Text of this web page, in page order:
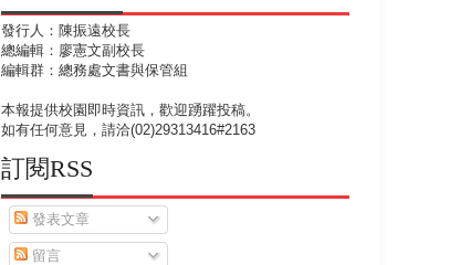
發行人：陳振遠校長
總編輯：廖憲文副校長
編輯群：總務處文書與保管組
本報提供校園即時資訊，歡迎踴躍投稿。
如有任何意見，請洽(02)29313416#2163
訂閱RSS
發表文章
留言